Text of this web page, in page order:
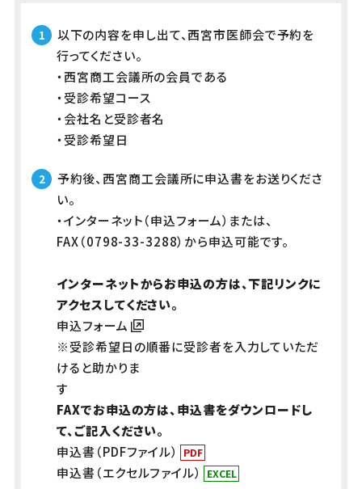
以下の内容を申し出て、西宮市医師会で予約を
行ってください。
・西宮商工会議所の会員である
・受診希望コース
・会社名と受診者名
・受診希望日
予約後、西宮商工会議所に申込書をお送りくださ
い。
・インターネット（申込フォーム）または、
FAX（0798-33-3288）から申込可能です。
インターネットからお申込の方は、下記リンクに
アクセスしてください。
申込フォーム
※受診希望日の順番に受診者を入力していただ
けると助かりま
す
FAXでお申込の方は、申込書をダウンロードし
て、ご記入ください。
申込書（PDFファイル）
申込書（エクセルファイル）